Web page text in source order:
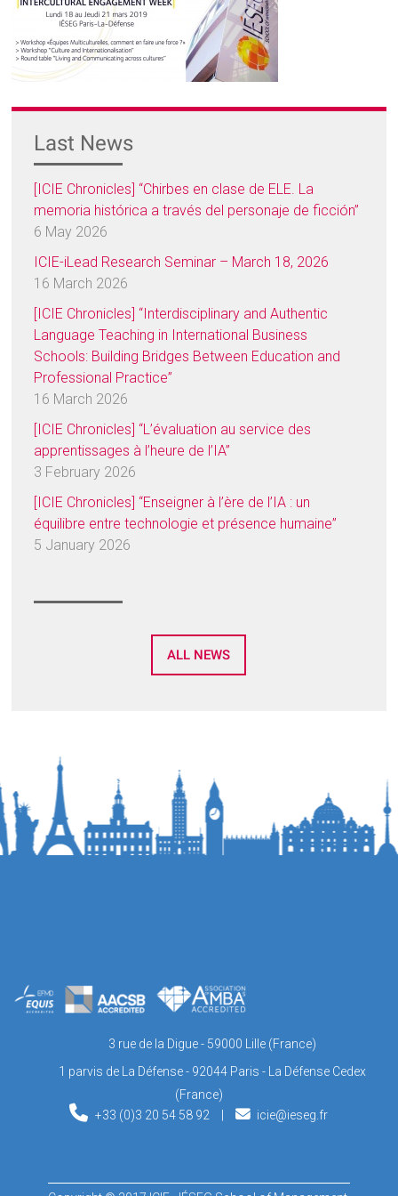
Last News
[ICIE Chronicles] “Chirbes en clase de ELE. La
memoria histórica a través del personaje de ficción”
6 May 2026
ICIE-iLead Research Seminar – March 18, 2026
16 March 2026
[ICIE Chronicles] “Interdisciplinary and Authentic
Language Teaching in International Business
Schools: Building Bridges Between Education and
Professional Practice”
16 March 2026
[ICIE Chronicles] “L’évaluation au service des
apprentissages à l’heure de l’IA”
3 February 2026
[ICIE Chronicles] “Enseigner à l’ère de l’IA : un
équilibre entre technologie et présence humaine”
5 January 2026
ALL NEWS
3 rue de la Digue - 59000 Lille (France)
1 parvis de La Défense - 92044 Paris - La Défense Cedex
(France)
+33 (0)3 20 54 58 92
icie@ieseg.fr